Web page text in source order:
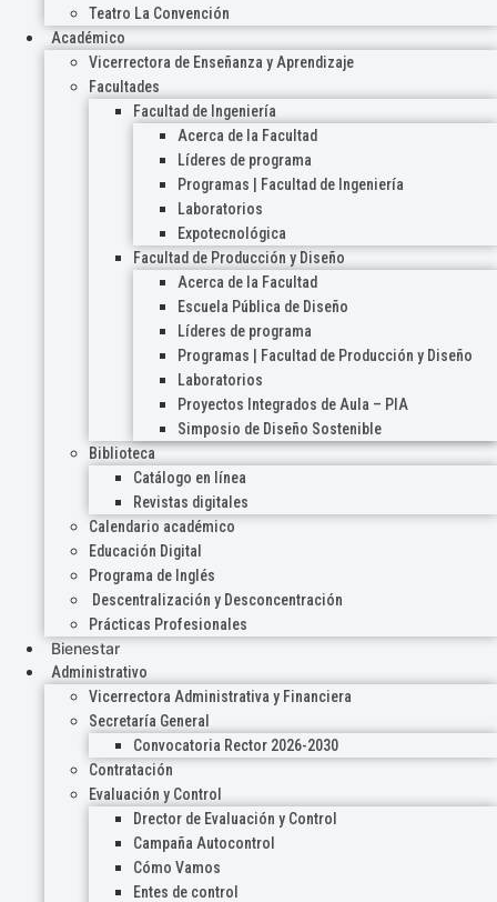
Teatro La Convención
Académico
Vicerrectora de Enseñanza y Aprendizaje
Facultades
Facultad de Ingeniería
Acerca de la Facultad
Líderes de programa
Programas | Facultad de Ingeniería
Laboratorios
Expotecnológica
Facultad de Producción y Diseño
Acerca de la Facultad
Escuela Pública de Diseño
Líderes de programa
Programas | Facultad de Producción y Diseño
Laboratorios
Proyectos Integrados de Aula – PIA
Simposio de Diseño Sostenible
Biblioteca
Catálogo en línea
Revistas digitales
Calendario académico
Educación Digital
Programa de Inglés
Descentralización y Desconcentración
Prácticas Profesionales
Bienestar
Administrativo
Vicerrectora Administrativa y Financiera
Secretaría General
Convocatoria Rector 2026-2030
Contratación
Evaluación y Control
Drector de Evaluación y Control
Campaña Autocontrol
Cómo Vamos
Entes de control